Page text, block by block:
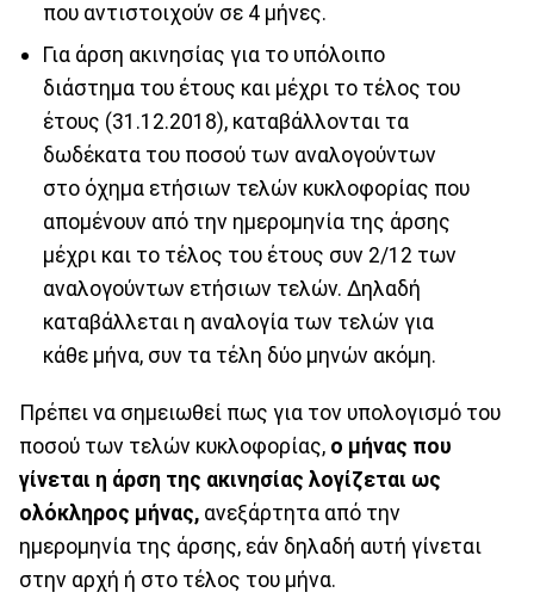
που αντιστοιχούν σε 4 μήνες.
Για άρση ακινησίας για το υπόλοιπο
διάστημα του έτους και μέχρι το τέλος του
έτους (31.12.2018), καταβάλλονται τα
δωδέκατα του ποσού των αναλογούντων
στο όχημα ετήσιων τελών κυκλοφορίας που
απομένουν από την ημερομηνία της άρσης
μέχρι και το τέλος του έτους συν 2/12 των
αναλογούντων ετήσιων τελών. Δηλαδή
καταβάλλεται η αναλογία των τελών για
κάθε μήνα, συν τα τέλη δύο μηνών ακόμη.
Πρέπει να σημειωθεί πως για τον υπολογισμό του
ποσού των τελών κυκλοφορίας, ο μήνας που
γίνεται η άρση της ακινησίας λογίζεται ως
ολόκληρος μήνας, ανεξάρτητα από την
ημερομηνία της άρσης, εάν δηλαδή αυτή γίνεται
στην αρχή ή στο τέλος του μήνα.